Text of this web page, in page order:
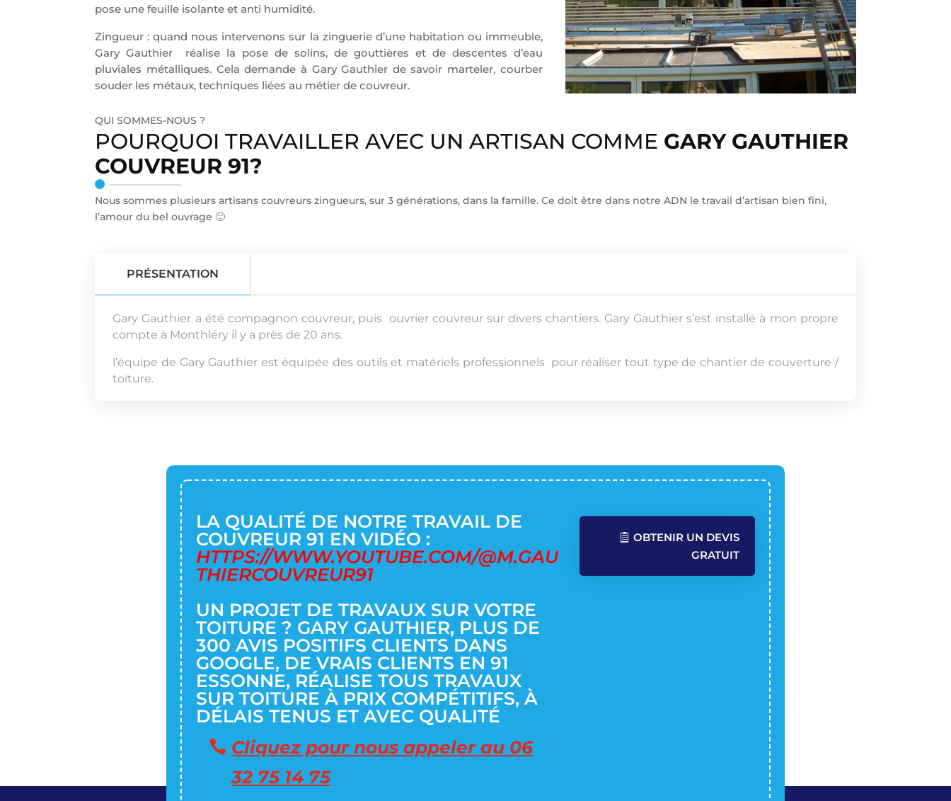
pose une feuille isolante et anti humidité.
Zingueur : quand nous intervenons sur la zinguerie d’une habitation ou immeuble,
Gary Gauthier réalise la pose de solins, de gouttières et de descentes d’eau
pluviales métalliques. Cela demande à Gary Gauthier de savoir marteler, courber
souder les métaux, techniques liées au métier de couvreur.
QUI SOMMES-NOUS ?
POURQUOI TRAVAILLER AVEC UN ARTISAN COMME GARY GAUTHIER
COUVREUR 91?
Nous sommes plusieurs artisans couvreurs zingueurs, sur 3 générations, dans la famille. Ce doit être dans notre ADN le travail d’artisan bien fini,
l’amour du bel ouvrage 🙂
PRÉSENTATION
Gary Gauthier a été compagnon couvreur, puis ouvrier couvreur sur divers chantiers. Gary Gauthier s’est installé à mon propre
compte à Monthléry il y a près de 20 ans.
l’équipe de Gary Gauthier est équipée des outils et matériels professionnels pour réaliser tout type de chantier de couverture /
toiture.
LA QUALITÉ DE NOTRE TRAVAIL DE
COUVREUR 91 EN VIDÉO :
HTTPS://WWW.YOUTUBE.COM/@M.GAU
THIERCOUVREUR91
UN PROJET DE TRAVAUX SUR VOTRE
TOITURE ? GARY GAUTHIER, PLUS DE
300 AVIS POSITIFS CLIENTS DANS
GOOGLE, DE VRAIS CLIENTS EN 91
ESSONNE, RÉALISE TOUS TRAVAUX
SUR TOITURE À PRIX COMPÉTITIFS, À
DÉLAIS TENUS ET AVEC QUALITÉ
Cliquez pour nous appeler au 06
32 75 14 75
OBTENIR UN DEVIS
GRATUIT